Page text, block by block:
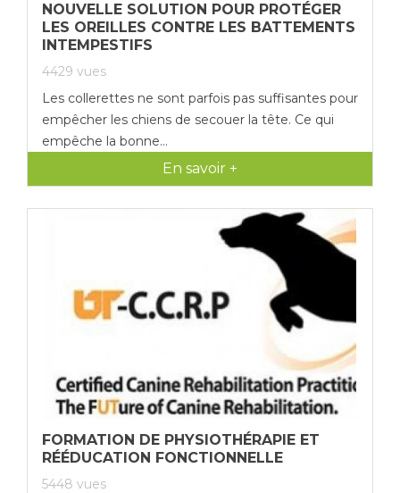
NOUVELLE SOLUTION POUR PROTÉGER
LES OREILLES CONTRE LES BATTEMENTS
INTEMPESTIFS
4429 vues
Les collerettes ne sont parfois pas suffisantes pour
empêcher les chiens de secouer la tête. Ce qui
empêche la bonne...
En savoir +
FORMATION DE PHYSIOTHÉRAPIE ET
RÉÉDUCATION FONCTIONNELLE
5448 vues